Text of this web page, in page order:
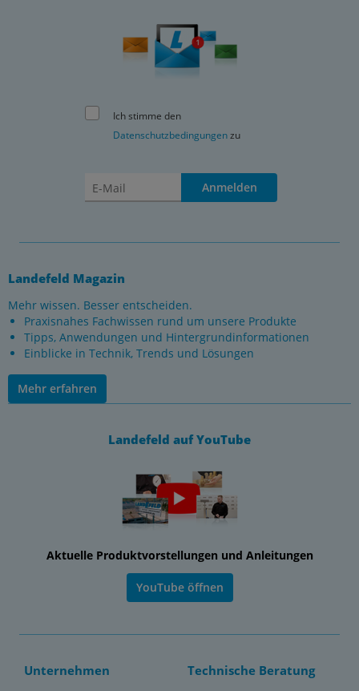
Ich stimme den
Datenschutzbedingungenzu
Anmelden
Landefeld Magazin
Mehr wissen. Besser entscheiden.
Praxisnahes Fachwissen rund um unsere Produkte
Tipps, Anwendungen und Hintergrundinformationen
Einblicke in Technik, Trends und Lösungen
Mehr erfahren
Landefeld auf YouTube
Aktuelle Produktvorstellungen und Anleitungen
YouTube öffnen
Unternehmen Technische Beratung